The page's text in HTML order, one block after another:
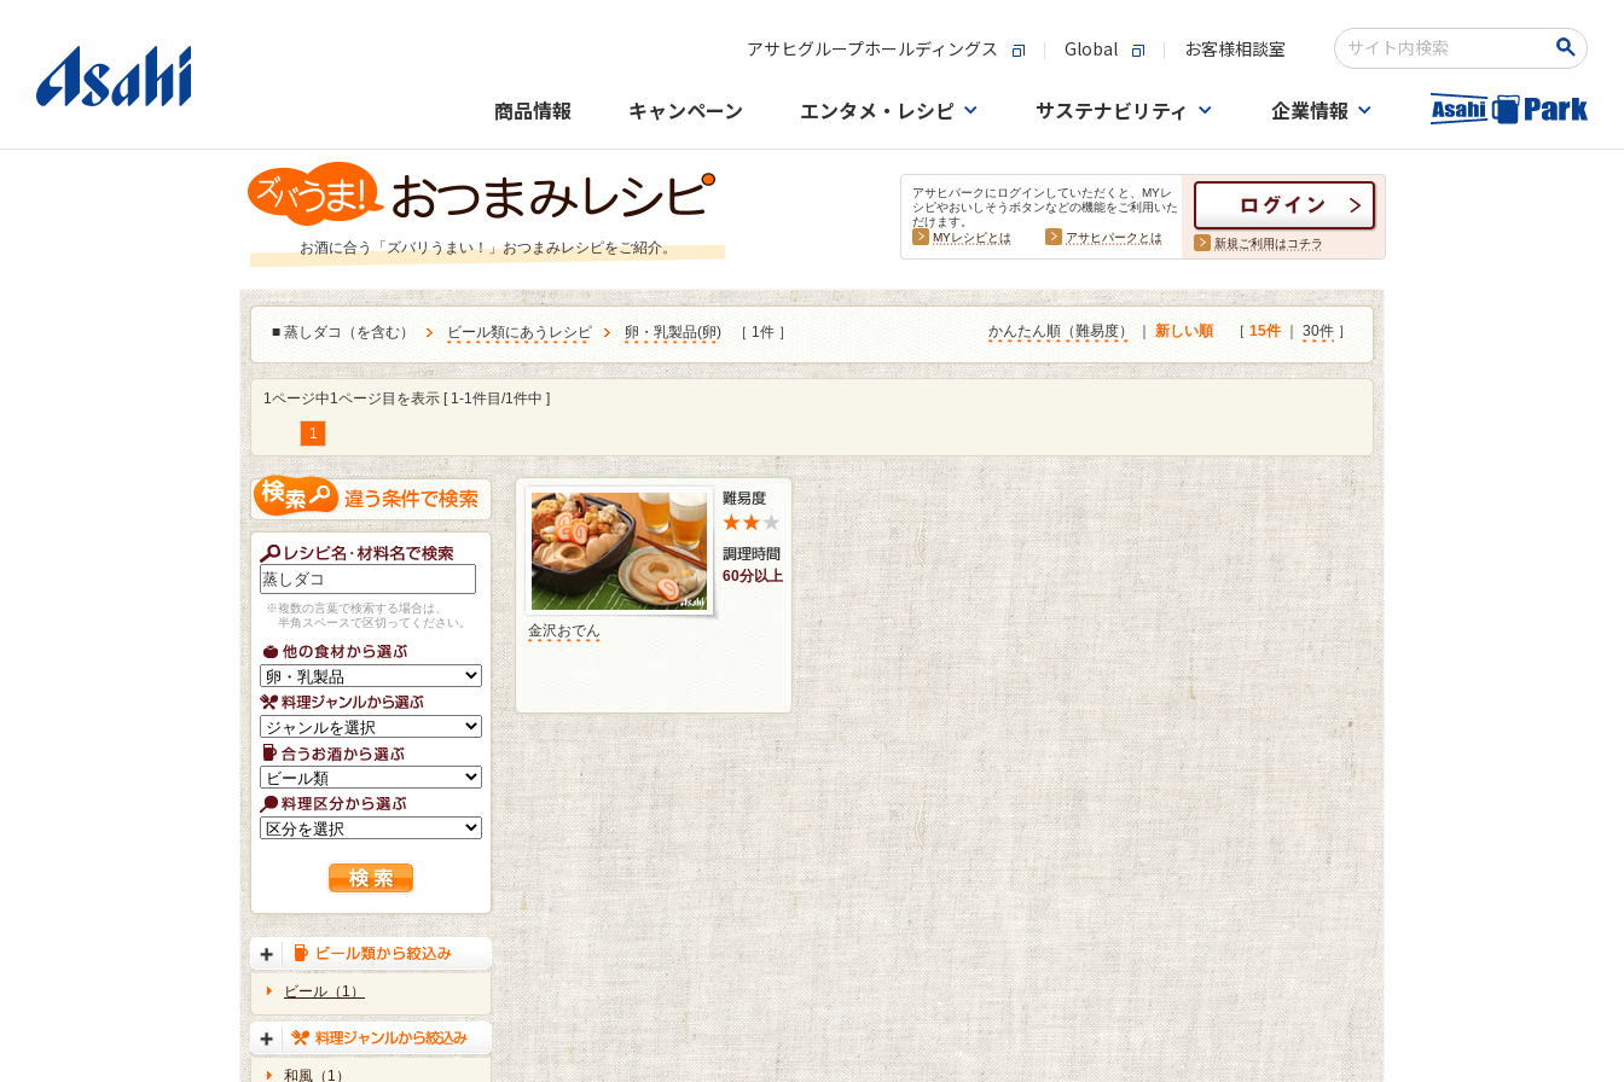
アサヒグループホールディングス Global お客様相談室
検索キーワード入力
商品情報 キャンペーン エンタメ・レシピ サステナビリティ 企業情報
お酒に合う「ズバリうまい！」おつまみレシピをご紹介。
アサヒパークにログインしていただくと、MYレ
シピやおいしそうボタンなどの機能をご利用いた
だけます。
MYレシピとは
アサヒパークとは 新規ご利用はコチラ
■ 蒸しダコ（を含む） ビール類にあうレシピ 卵・乳製品(卵) ［ 1件 ］ かんたん順（難易度） 新しい順 ［ 15件｜ 30件 ］
1ページ中1ページ目を表示 [ 1-1件目/1件中 ]
1
※複数の言葉で検索する場合は、
半角スペースで区切ってください。
ビール（1）
和風（1）
60分以上
金沢おでん